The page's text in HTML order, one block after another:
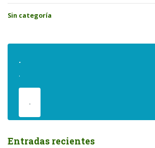
Sin categoría
.
.
.
Entradas recientes